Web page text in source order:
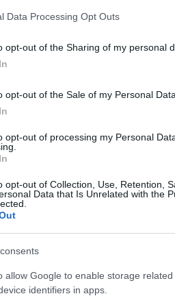
Data Processing Opt Outs
opt-out of the Sharing of my personal
opt-out of the Sale of my Personal Data.
opt-out of processing my Personal
opt-out of Collection, Use, Retention,
Data that Is Unrelated with the
allow Google to enable storage
identifiers in apps.